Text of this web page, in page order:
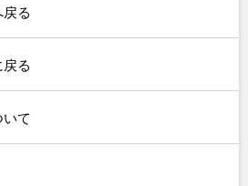
る
戻る
て